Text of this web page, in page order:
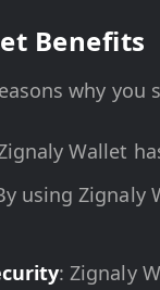
Benefits
why
Wallet
using Zignaly
: Zignaly